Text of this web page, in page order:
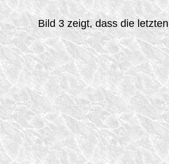
Bild 3 zeigt, dass die